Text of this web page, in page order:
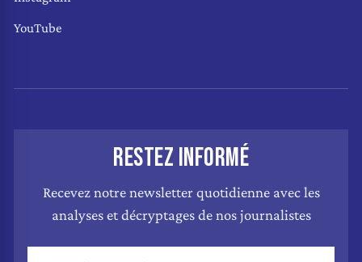
YouTube
RESTEZ INFORMÉ
Recevez notre newsletter quotidienne avec les
analyses et décryptages de nos journalistes